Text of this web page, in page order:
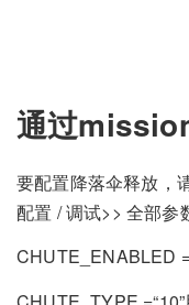
通过
要配置降落伞释放，
配置 / 调试>> 全部参
CHUTE_ENABLED